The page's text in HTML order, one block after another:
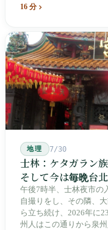
よって改名・改番され
治スローガン、そして
先住民族の地名が再び
16 分
地理 7/30
士林：ケタガラン
そして今は毎晩台
午後7時半、士林夜市の
自撮りをし、その隣、
ら立ち続け、2026年に
州人はこの通りから泉